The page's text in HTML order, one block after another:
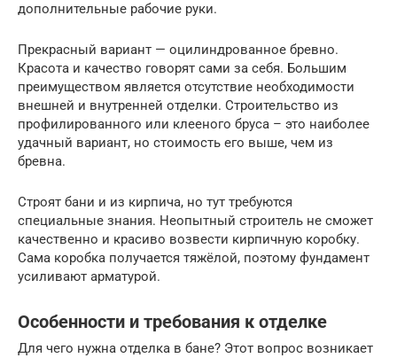
дополнительные рабочие руки.
Прекрасный вариант — оцилиндрованное бревно.
Красота и качество говорят сами за себя. Большим
преимуществом является отсутствие необходимости
внешней и внутренней отделки. Строительство из
профилированного или клееного бруса – это наиболее
удачный вариант, но стоимость его выше, чем из
бревна.
Строят бани и из кирпича, но тут требуются
специальные знания. Неопытный строитель не сможет
качественно и красиво возвести кирпичную коробку.
Сама коробка получается тяжёлой, поэтому фундамент
усиливают арматурой.
Особенности и требования к отделке
Для чего нужна отделка в бане? Этот вопрос возникает